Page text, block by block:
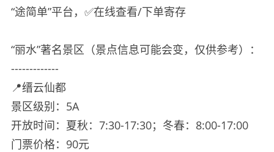
“途简单”平台，✅在线查看/下单寄存
“丽水”著名景区（景点信息可能会变，仅供参考）：
-------------
📍缙云仙都
景区级别：5A
开放时间：夏秋：7:30-17:30；冬春：8:00-17:00
门票价格：90元